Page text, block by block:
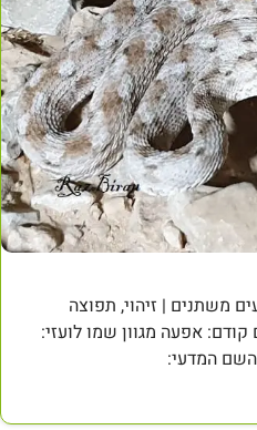
משתנים | זיהוי, תפוצה
אפעה מגוון שמו לועזי: